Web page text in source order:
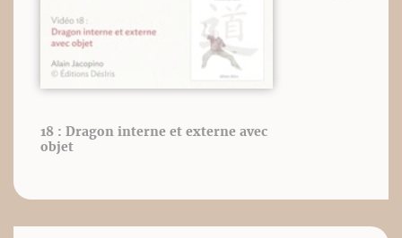
18 : Dragon interne et externe avec
objet